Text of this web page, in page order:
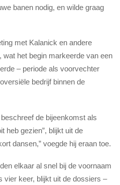
banen nodig, en wilde graag
met Kalanick en andere
wat het begin markeerde van een
– periode als voorvechter
bedrijf binnen de
de bijeenkomst als
heb gezien”, blijkt uit de
dansen,” voegde hij eraan toe.
elkaar al snel bij de voornaam
vier keer, blijkt uit de dossiers –